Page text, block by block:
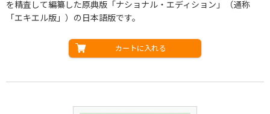
を精査して編纂した原典版「ナショナル・エディション」（通称
「エキエル版」）の日本語版です。
カートに入れる